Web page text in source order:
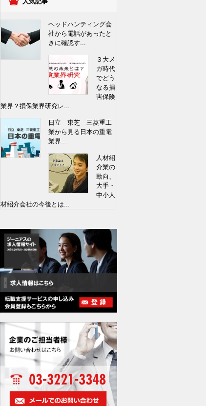
ヘッドハンティング会
社から電話があったと
きに確認す...
３大メ
ガ時代
でどう
なる損
害保険
業界？損保業界研究レ...
日立 東芝 三菱重工
業から見る日本の重電
業界...
人材紹
介業の
動向、
大手・
中小人
材紹介会社の今後とは...